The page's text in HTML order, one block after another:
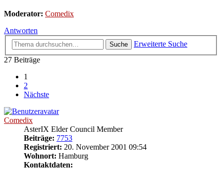
Moderator: Comedix
Antworten
Suche
Erweiterte Suche
27 Beiträge
1
2
Nächste
Comedix
AsterIX Elder Council Member
Beiträge: 7753
Registriert: 20. November 2001 09:54
Wohnort: Hamburg
Kontaktdaten: